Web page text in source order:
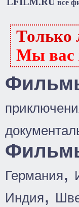
все
Только
Мы вас
Германия,
Индия,